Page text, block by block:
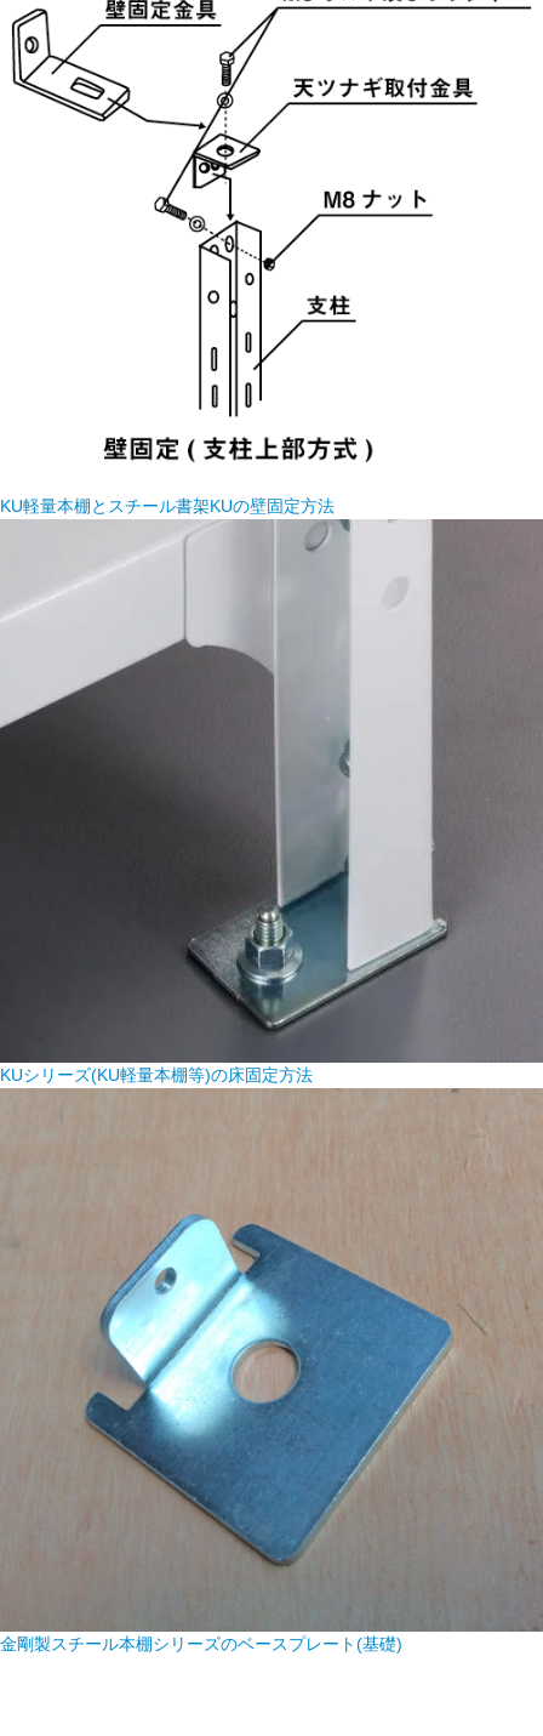
KU軽量本棚とスチール書架KUの壁固定方法
KUシリーズ(KU軽量本棚等)の床固定方法
金剛製スチール本棚シリーズのベースプレート(基礎)